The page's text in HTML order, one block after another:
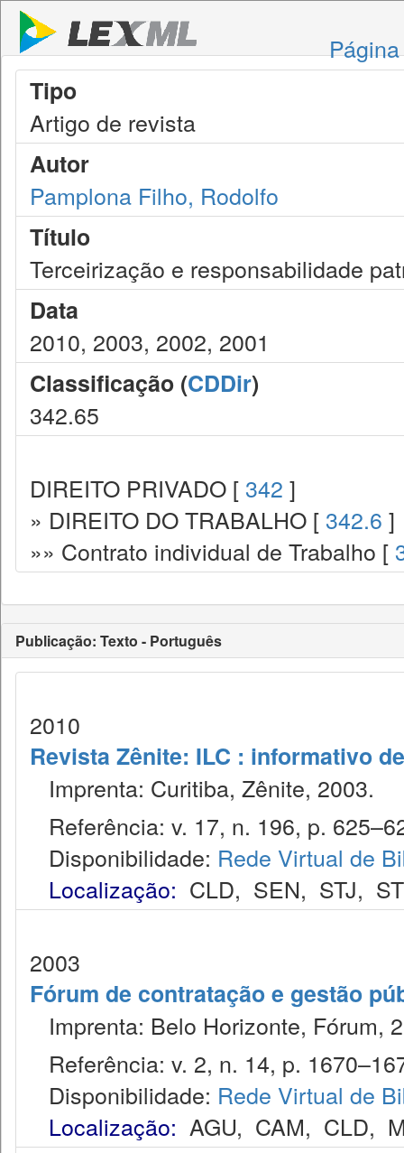
Tipo
Artigo de revista
Autor
Pamplona Filho, Rodolfo
Título
Terceirização e responsabilidade
Data
2010, 2003, 2002, 2001
Classificação (CDDir)
342.65
DIREITO PRIVADO [ 342 ]
» DIREITO DO TRABALHO [ 342.6 ]
»» Contrato individual de Trabalho [
Publicação: Texto - Português
2010
Revista Zênite: ILC : informativo
Imprenta: Curitiba, Zênite, 2003.
Referência: v. 17, n. 196, p.
Disponibilidade: Rede Virtual de
Localização: CLD, SEN, STJ,
2003
Fórum de contratação e gestão
Imprenta: Belo Horizonte, Fórum,
Referência: v. 2, n. 14, p.
Disponibilidade: Rede Virtual de
Localização: AGU, CAM, CLD,